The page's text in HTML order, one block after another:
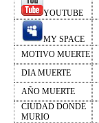
YOUTUBE
MY SPACE
MOTIVO MUERTE
DIA MUERTE
AÑO MUERTE
CIUDAD DONDE
MURIO